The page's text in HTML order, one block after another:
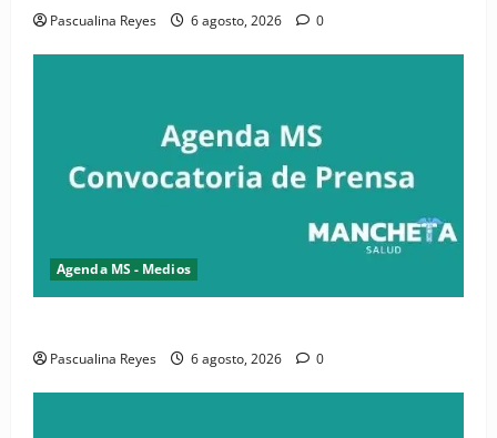
Pascualina Reyes 6 agosto, 2026 0
Agenda MS - Medios
Pascualina Reyes 6 agosto, 2026 0